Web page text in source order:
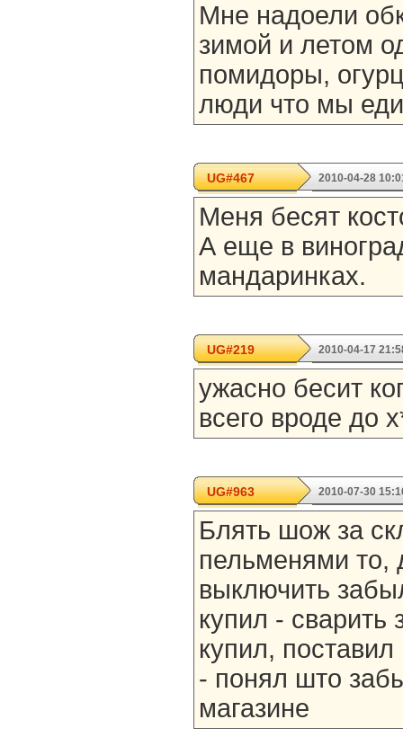
Мне надоели
зимой и летом
помидоры,
люди что мы
UG#467 2010-04-28
Меня бесят
А еще в
мандаринках.
UG#219 2010-04-17
ужасно бесит
всего вроде до
UG#963 2010-07-30
Блять шож за
пельменями то,
выключить
купил - сварить
купил,
- понял што
магазине